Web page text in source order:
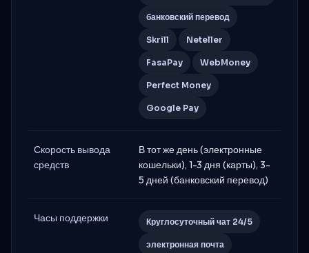
банковский перевод
Skrill Neteller
FasaPay WebMoney
Perfect Money
Google Pay
Скорость вывода
средств
В тот же день (электронные
кошельки), 1-3 дня (карты), 3-
5 дней (банковский перевод)
Часы поддержки Круглосуточный чат 24/5
электронная почта